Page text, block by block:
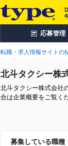
応募管理
転職・求人情報サイトの
北斗タクシー株
北斗タクシー株式会社
合は企業概要をご覧く
募集している職種